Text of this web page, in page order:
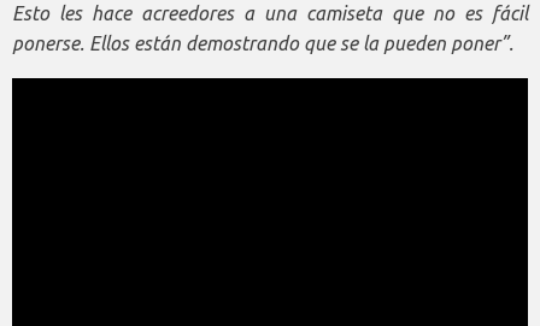
Esto les hace acreedores a una camiseta que no es fácil
ponerse. Ellos están demostrando que se la pueden poner”.